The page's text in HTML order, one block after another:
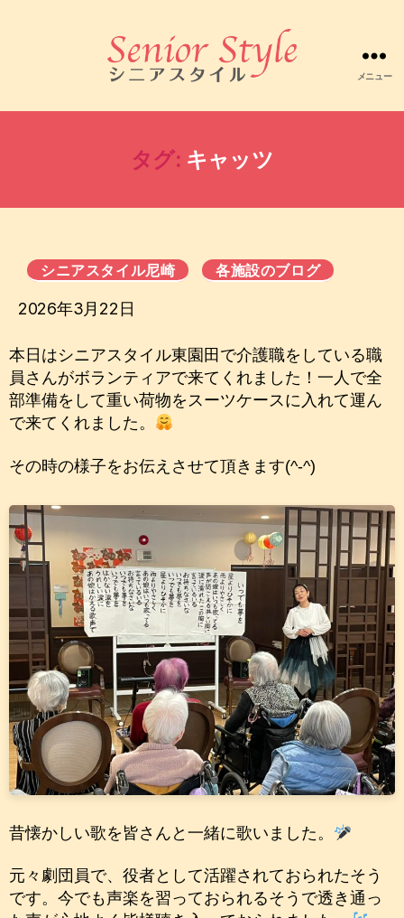
式
社
シ
ア
イ
メニュー
タグ: キャッツ
シニアスタイル尼崎 各施設のブログ
2026年3月22日
本日はシニアスタイル東園田で介護職をしている職
員さんがボランティアで来てくれました！一人で全
部準備をして重い荷物をスーツケースに入れて運ん
で来てくれました。
その時の様子をお伝えさせて頂きます(^-^)
昔懐かしい歌を皆さんと一緒に歌いました。
元々劇団員で、役者として活躍されておられたそう
です。今でも声楽を習っておられるそうで透き通っ